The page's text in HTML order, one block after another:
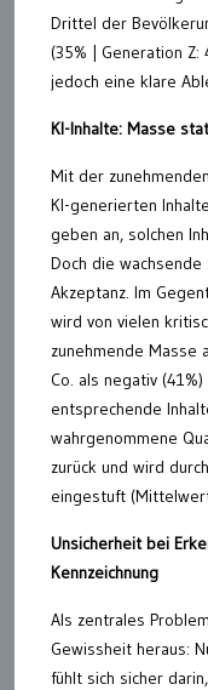
Drittel der
(35% | Generation
jedoch eine klare
KI-Inhalte: Masse
Mit der
KI-generierten
geben an, solchen
Doch die
Akzeptanz. Im
wird von vielen
zunehmende Masse
Co. als negativ
entsprechende
wahrgenommene
zurück und wird
eingestuft
Unsicherheit bei
Kennzeichnung
Als zentrales
Gewissheit heraus:
fühlt sich sicher